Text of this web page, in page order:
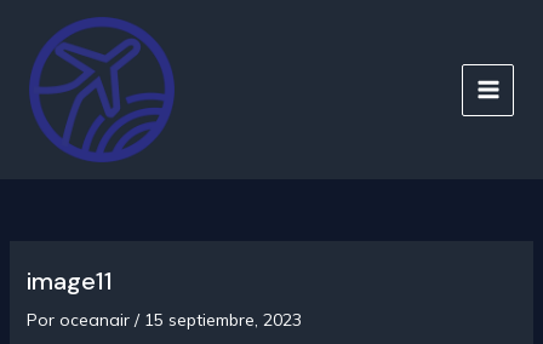
contenido
MAIN
image11
Por oceanair / 15 septiembre, 2023